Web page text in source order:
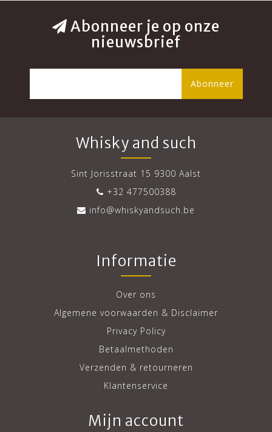
Abonneer je op onze
nieuwsbrief
Abonneer
Whisky and such
Sint Jorisstraat 15 9300 Aalst
+32 477500388
info@whiskyandsuch.be
Informatie
Over ons
Algemene voorwaarden & Disclaimer
Privacy Policy
Betaalmethoden
Verzenden & retourneren
Klantenservice
Mijn account